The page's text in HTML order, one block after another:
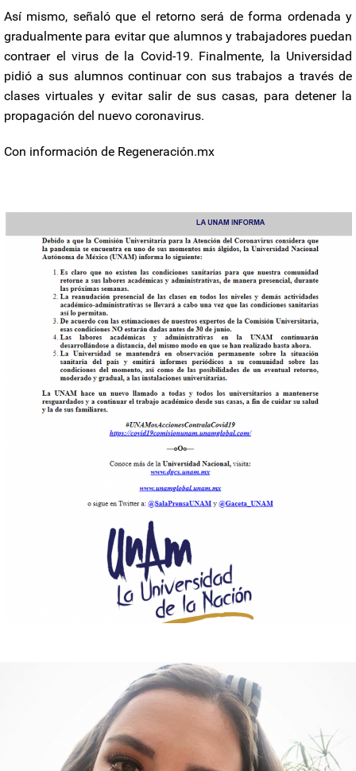
Así mismo, señaló que el retorno será de forma ordenada y
gradualmente para evitar que alumnos y trabajadores puedan
contraer el virus de la Covid-19. Finalmente, la Universidad
pidió a sus alumnos continuar con sus trabajos a través de
clases virtuales y evitar salir de sus casas, para detener la
propagación del nuevo coronavirus.
Con información de Regeneración.mx